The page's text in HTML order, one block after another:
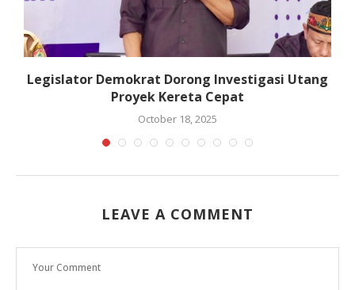
Legislator Demokrat Dorong Investigasi Utang
Proyek Kereta Cepat
October 18, 2025
LEAVE A COMMENT